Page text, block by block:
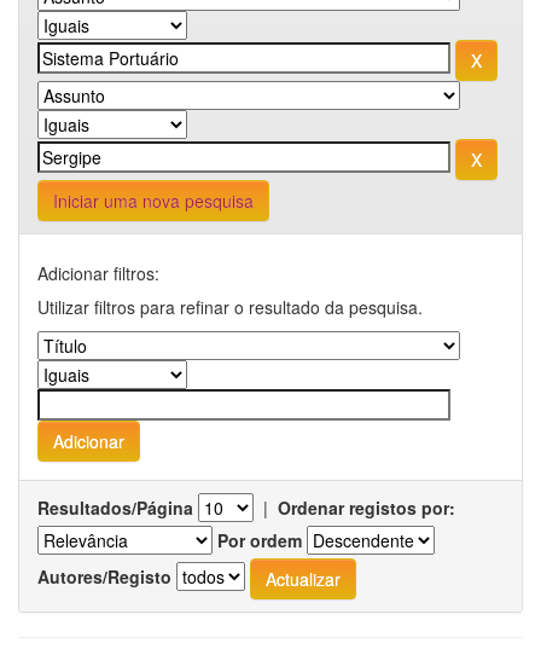
Iniciar uma nova pesquisa
Adicionar filtros:
Utilizar filtros para refinar o resultado da pesquisa.
Resultados/Página | Ordenar registos por:
Por ordem
Autores/Registo